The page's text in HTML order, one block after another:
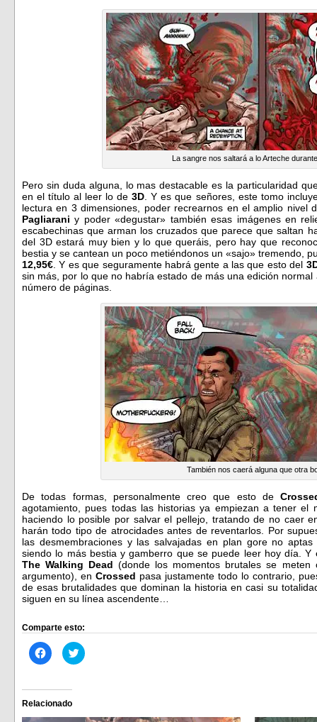
La sangre nos saltará a lo Arteche
Pero sin duda alguna, lo mas destacable es la particularidad
en el título al leer lo de3D . Y es que señores, este tomo
lectura en 3 dimensiones, poder recrearnos en el amplio nivel
Pagliarani y poder «degustar» también esas imágenes en
escabechinas que arman los cruzados que parece que saltan
del 3D estará muy bien y lo que queráis, pero hay que
bestia y se cantean un poco metiéndonos un «sajo» tremendo,
12,95€ . Y es que seguramente habrá gente a las que esto del
sin más, por lo que no habría estado de más una edición
número de páginas.
También nos caerá alguna que otra
De todas formas, personalmente creo que esto de
agotamiento, pues todas las historias ya empiezan a tener el
haciendo lo posible por salvar el pellejo, tratando de no caer
harán todo tipo de atrocidades antes de reventarlos. Por
las desmembraciones y las salvajadas en plan gore no
siendo lo más bestia y gamberro que se puede leer hoy día.
The Walking Dead(donde los momentos brutales se
argumento), en Crossed pasa justamente todo lo contrario,
de esas brutalidades que dominan la historia en casi su
siguen en su línea ascendente…
Comparte esto:
Haz
clic
Facebook
(Se
abre
en
Haz
clic
en
Relacionado